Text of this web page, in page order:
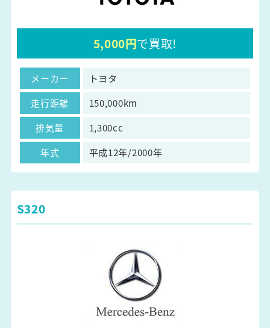
5,000円で買取!
メーカー
トヨタ
走行距離
150,000km
排気量
1,300cc
年式
平成12年/2000年
S320